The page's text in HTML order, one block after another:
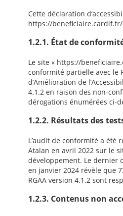
Cette déclaration
https://beneficiaire.cardif.fr/
1.2.1. État de
Le site « https://
conformité partielle avec le
d’Amélioration de
4.1.2 en raison des non-
dérogations énumérées ci-
1.2.2. Résultats des
L’audit de conformité a été
Atalan en avril 2022 sur le
développement. Le dernier
en janvier 2024 révèle que
RGAA version 4.1.2 sont
1.2.3. Contenus non